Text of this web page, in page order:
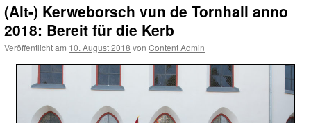
(Alt-) Kerweborsch vun de Tornhall anno
2018: Bereit für die Kerb
Veröffentlicht am 10. August 2018 von Content Admin